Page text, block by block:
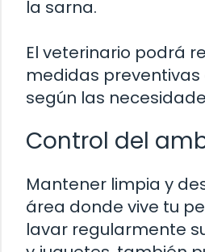
la sarna.
El veterinario podrá
medidas
según las
Control del
Mantener limpia y
área donde vive tu
lavar regularmente